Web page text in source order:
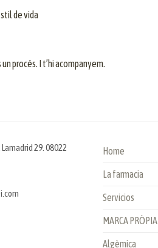
de vida
procés. I t’hi acompanyem.
Lamadrid 29. 08022
Home
La farmacia
Servicios
MARCA PRÒPIA
Algèmica